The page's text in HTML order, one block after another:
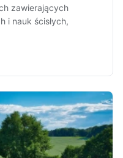
zawierających
i nauk ścisłych,